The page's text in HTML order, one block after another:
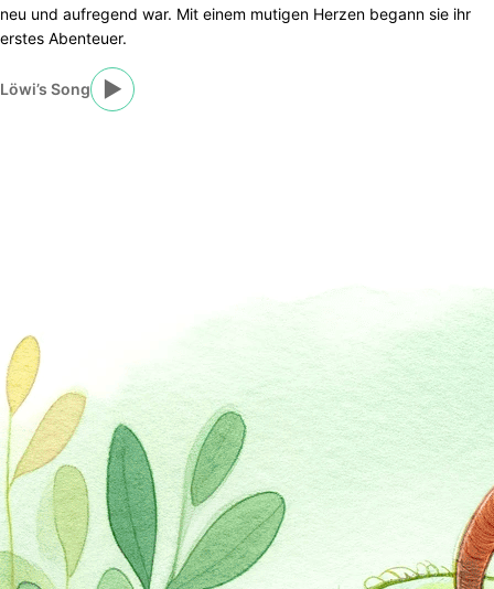
neu und aufregend war. Mit einem mutigen Herzen begann sie ihr
erstes Abenteuer.
Löwi’s Song ▶